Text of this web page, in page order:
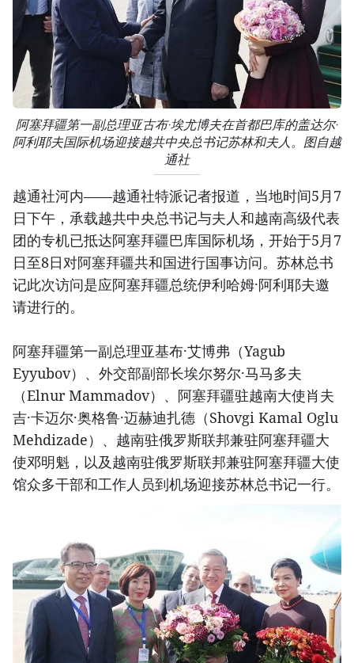
阿塞拜疆第一副总理亚古布·埃尤博夫在首都巴库的盖达尔·
阿利耶夫国际机场迎接越共中央总书记苏林和夫人。图自越
通社
越通社河内——越通社特派记者报道，当地时间5月7
日下午，承载越共中央总书记与夫人和越南高级代表
团的专机已抵达阿塞拜疆巴库国际机场，开始于5月7
日至8日对阿塞拜疆共和国进行国事访问。苏林总书
记此次访问是应阿塞拜疆总统伊利哈姆·阿利耶夫邀
请进行的。
阿塞拜疆第一副总理亚基布·艾博弗（Yagub
Eyyubov）、外交部副部长埃尔努尔·马马多夫
（Elnur Mammadov）、阿塞拜疆驻越南大使肖夫
吉·卡迈尔·奥格鲁·迈赫迪扎德（Shovgi Kamal Oglu
Mehdizade）、越南驻俄罗斯联邦兼驻阿塞拜疆大
使邓明魁，以及越南驻俄罗斯联邦兼驻阿塞拜疆大使
馆众多干部和工作人员到机场迎接苏林总书记一行。